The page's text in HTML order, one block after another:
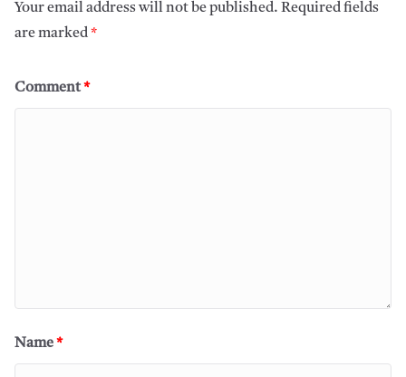
Your email address will not be published. Required fields
are marked*
Comment*
Name*